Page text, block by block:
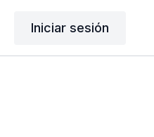
Iniciar sesión